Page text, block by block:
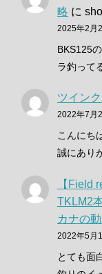
略 に
2025年2月
BKS125
ラ釣って
ツイン
2022年7月
こんにち
誠にあり
【Field
TKLM2
カナの
2022年5月
とても面